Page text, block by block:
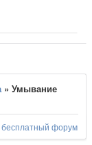
»Умывание
бесплатный форум